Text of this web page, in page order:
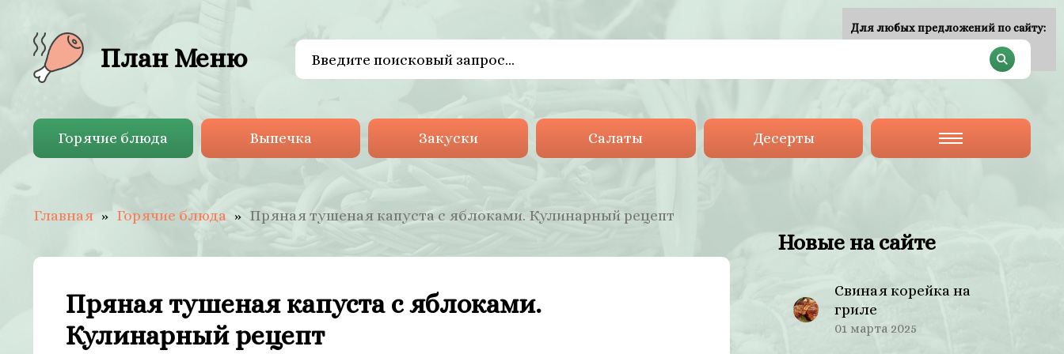
План Меню
Горячие блюда Выпечка Закуски Салаты Десерты
Главная Горячие блюда Пряная тушеная капуста с яблоками. Кулинарный рецепт
Пряная тушеная капуста с яблоками.
Кулинарный рецепт
Новые на сайте
Свиная корейка на
гриле
01 марта 2025
Для любых предложений по сайту: